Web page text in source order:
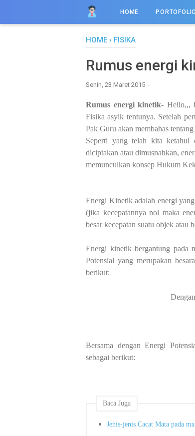
HOME
HOME › FISIKA
Rumus energi
Senin, 23 Maret 2015
Rumus energi kinetik- Hello,,,
Fisika asyik tentunya. Setelah
Pak Guru akan membahas
Seperti yang telah kita ketahui
diciptakan atau dimusnahkan,
memunculkan konsep Hukum
Energi Kinetik adalah energi
(jika kecepatannya nol maka
besar kecepatan suatu objek atau
Energi kinetik bergantung pada
Potensial yang merupakan
berikut:
m=
v=
Bersama dengan Energi
sebagai berikut:
Baca Juga
Jenis-jenis Cacat Mata pada